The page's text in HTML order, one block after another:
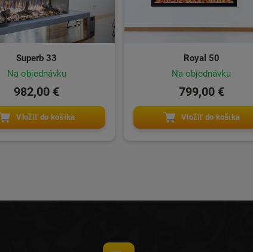
Superb 33
Na objednávku
982,00 €
Vložiť do košíka
Royal 50
Na objednávku
799,00 €
Vložiť do košíka